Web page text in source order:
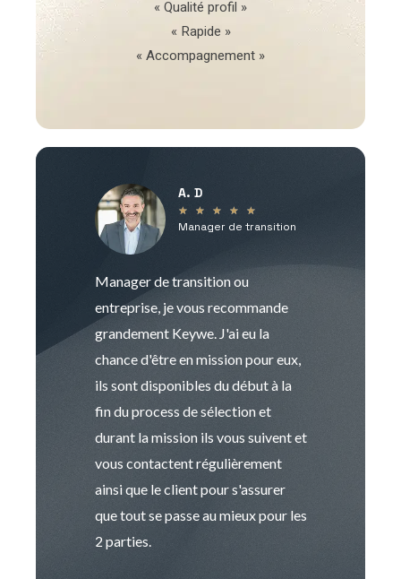
« Qualité profil »
« Rapide »
« Accompagnement »
A. D
★ ★ ★ ★ ★
Manager de transition
Manager de transition ou
entreprise, je vous recommande
grandement Keywe. J'ai eu la
chance d'être en mission pour eux,
ils sont disponibles du début à la
fin du process de sélection et
durant la mission ils vous suivent et
vous contactent régulièrement
ainsi que le client pour s'assurer
que tout se passe au mieux pour les
2 parties.